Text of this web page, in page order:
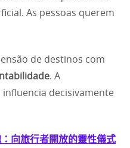
As pessoas querem
de destinos com
. A
decisivamente
向旅行者開放的靈性儀式